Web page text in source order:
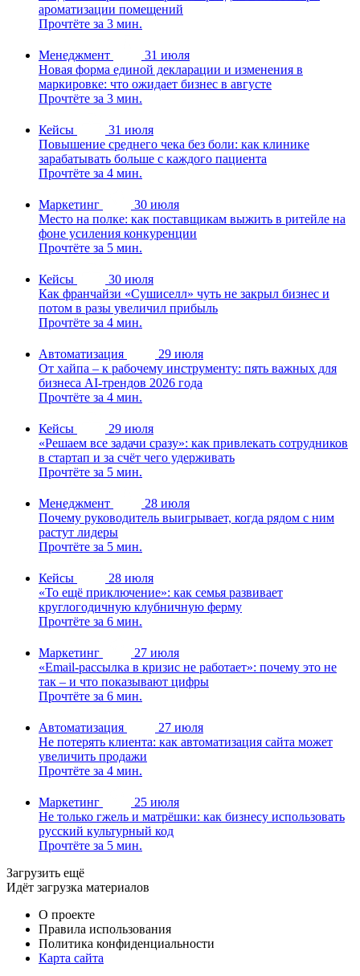
ароматизации помещений
Прочтёте за 3 мин.
Менеджмент
31 июля
Новая форма единой декларации и изменения в
маркировке: что ожидает бизнес в августе
Прочтёте за 3 мин.
Кейсы
31 июля
Повышение среднего чека без боли: как клинике
зарабатывать больше с каждого пациента
Прочтёте за 4 мин.
Маркетинг
30 июля
Место на полке: как поставщикам выжить в ритейле на
фоне усиления конкуренции
Прочтёте за 5 мин.
Кейсы
30 июля
Как франчайзи «Сушиселл» чуть не закрыл бизнес и
потом в разы увеличил прибыль
Прочтёте за 4 мин.
Автоматизация
29 июля
От хайпа – к рабочему инструменту: пять важных для
бизнеса AI-трендов 2026 года
Прочтёте за 4 мин.
Кейсы
29 июля
«Решаем все задачи сразу»: как привлекать сотрудников
в стартап и за счёт чего удерживать
Прочтёте за 5 мин.
Менеджмент
28 июля
Почему руководитель выигрывает, когда рядом с ним
растут лидеры
Прочтёте за 5 мин.
Кейсы
28 июля
«То ещё приключение»: как семья развивает
круглогодичную клубничную ферму
Прочтёте за 6 мин.
Маркетинг
27 июля
«Email-рассылка в кризис не работает»: почему это не
так – и что показывают цифры
Прочтёте за 6 мин.
Автоматизация
27 июля
Не потерять клиента: как автоматизация сайта может
увеличить продажи
Прочтёте за 4 мин.
Маркетинг
25 июля
Не только гжель и матрёшки: как бизнесу использовать
русский культурный код
Прочтёте за 5 мин.
Загрузить ещё
Идёт загрузка материалов
О проекте
Правила использования
Политика конфиденциальности
Карта сайта